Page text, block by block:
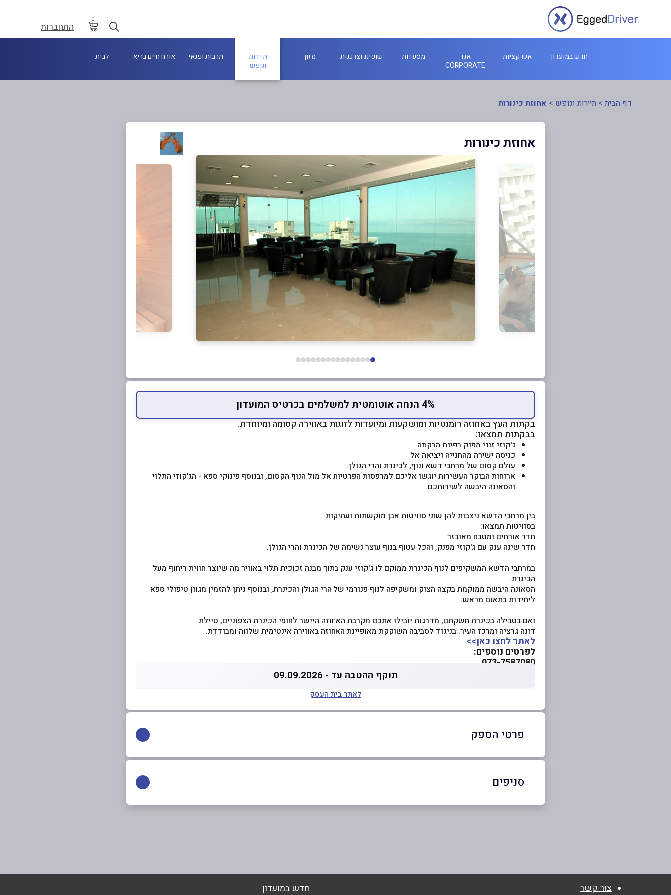
0
התחברות
חדש במועדון אטרקציות
אגד
CORPORATE
מסעדות שופינג וצרכנות מזון
תיירות
ונופש
תרבות ופנאי אורח חיים בריא לבית
דף הבית > תיירות ונופש > אחוזת כינורות
אחוזת כינורות
4% הנחה אוטומטית למשלמים בכרטיס המועדון
בקתות העץ באחוזה רומנטיות ומושקעות ומיועדות לזוגות באווירה קסומה ומיוחדת.
בבקתות תמצאו:
ג'קוזי זוגי מפנק בפינת הבקתה
כניסה ישירה מהחנייה ויציאה אל
עולם קסום של מרחבי דשא ונוף, לכינרת והרי הגולן.
ארוחות הבוקר העשירות יוגשו אליכם למרפסות הפרטיות אל מול הנוף הקסום, ובנוסף פינוקי ספא - הג'קוזי התלוי
והסאונה היבשה לשירותכם.
בין מרחבי הדשא ניצבות להן שתי סוויטות אבן מוקשתות ועתיקות
בסוויטות תמצאו:
חדר אורחים ומטבח מאובזר
חדר שינה ענק עם ג'קוזי מפנק, והכל עטוף בנוף עוצר נשימה של הכינרת והרי הגולן.
במרחבי הדשא המשקיפים לנוף הכינרת ממוקם לו ג'קוזי ענק בתוך מבנה זכוכית תלוי באוויר מה שיוצר חווית ריחוף מעל
הכינרת.
הסאונה היבשה ממוקמת בקצה הצוק ומשקיפה לנוף פנורמי של הרי הגולן והכינרת, ובנוסף ניתן להזמין מגוון טיפולי ספא
ליחידות בתאום מראש.
ואם בטבילה בכינרת חשקתם, מדרגות יובילו אתכם מקרבת האחוזה היישר לחופי הכינרת הצפוניים, טיילת
דונה גרציה ומרכז העיר. בניגוד לסביבה השוקקת מאופיינת האחוזה באווירה אינטימית שלווה ומבודדת.
לאתר לחצו כאן>>
לפרטים נוספים:
073-7587080
תוקף ההטבה עד - 09.09.2026
לאתר בית העסק
פרטי הספק
סניפים
צור קשר
חדש במועדון